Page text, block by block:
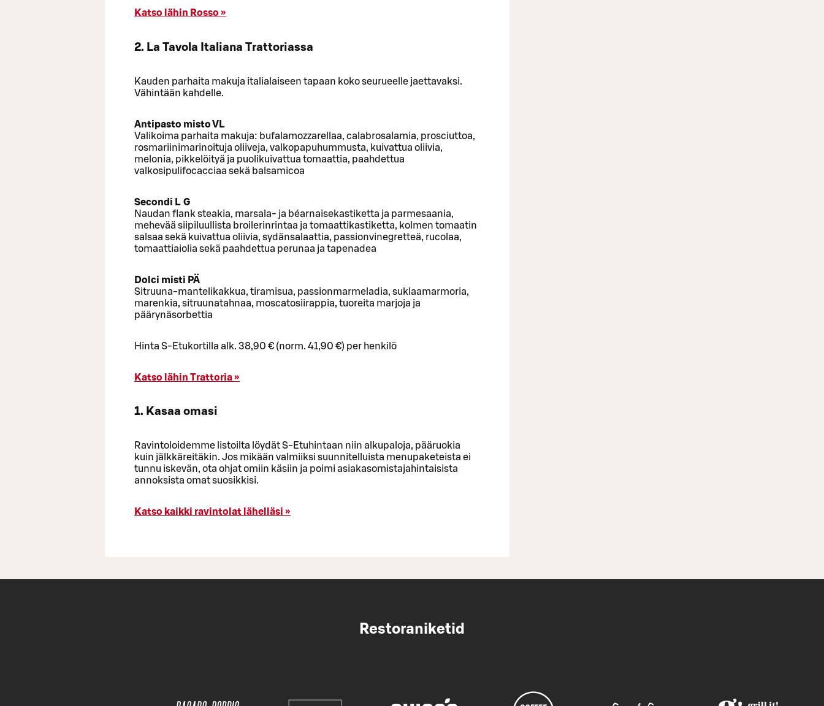
Katso lähin Rosso »
2. La Tavola Italiana Trattoriassa
Kauden parhaita makuja italialaiseen tapaan koko seurueelle jaettavaksi.
Vähintään kahdelle.
Antipasto misto VL
Valikoima parhaita makuja: bufalamozzarellaa, calabrosalamia, prosciuttoa,
rosmariinimarinoituja oliiveja, valkopapuhummusta, kuivattua oliivia,
melonia, pikkelöityä ja puolikuivattua tomaattia, paahdettua
valkosipulifocacciaa sekä balsamicoa
Secondi L G
Naudan flank steakia, marsala- ja béarnaisekastiketta ja parmesaania,
mehevää siipiluullista broilerinrintaa ja tomaattikastiketta, kolmen tomaatin
salsaa sekä kuivattua oliivia, sydänsalaattia, passionvinegretteä, rucolaa,
tomaattiaiolia sekä paahdettua perunaa ja tapenadea
Dolci misti PÄ
Sitruuna-mantelikakkua, tiramisua, passionmarmeladia, suklaamarmoria,
marenkia, sitruunatahnaa, moscatosiirappia, tuoreita marjoja ja
päärynäsorbettia
Hinta S-Etukortilla alk. 38,90 € (norm. 41,90 €) per henkilö
Katso lähin Trattoria »
1. Kasaa omasi
Ravintoloidemme listoilta löydät S-Etuhintaan niin alkupaloja, pääruokia
kuin jälkkäreitäkin. Jos mikään valmiiksi suunnitelluista menupaketeista ei
tunnu iskevän, ota ohjat omiin käsiin ja poimi asiakasomistajahintaisista
annoksista omat suosikkisi.
Katso kaikki ravintolat lähelläsi »
Restoraniketid